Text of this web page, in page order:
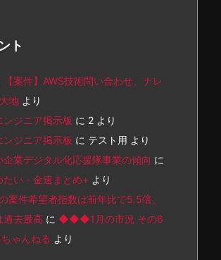
ト
【案件】AWS技術問い合わせ、ナレ
地 より
ジニア掲示板 に 2 より
ジニア掲示板 に テスト用 より
企業デジタル化応援隊事業の傾向 に
たい - 金速まとめ+ より
案件希望者指数は前年比で5.5倍、
過去最高 に ◆◆◆1月の市況 その6
ゃんねる より